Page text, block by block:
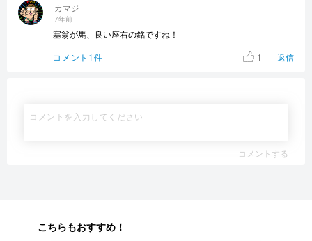
カマジ
7年前
塞翁が馬、良い座右の銘ですね！
コメント1件
1 返信
コメントする
こちらもおすすめ！